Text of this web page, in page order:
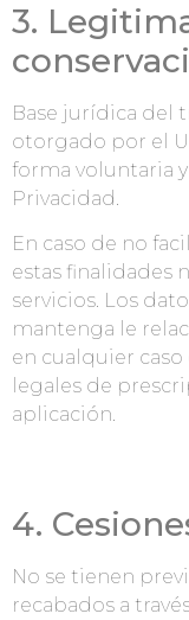
3.
Base jurídica del
otorgado por el
forma voluntaria
Privacidad.
En caso de no
estas finalidades
servicios. Los
mantenga le
en cualquier
legales de
aplicación.
4.
No se tienen
recabados a